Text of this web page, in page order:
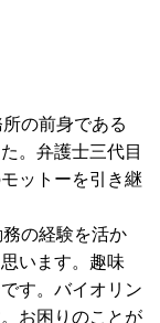
の前身である
。弁護士三代目
ットーを引き継
の経験を活か
います。趣味
す。バイオリン
お困りのことが